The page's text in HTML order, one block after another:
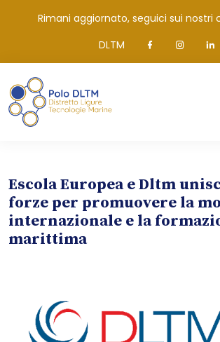
Rimani aggiornato, seguici sui nostri
DLTM
Escola Europea e Dltm
forze per promuovere la
internazionale e la
marittima